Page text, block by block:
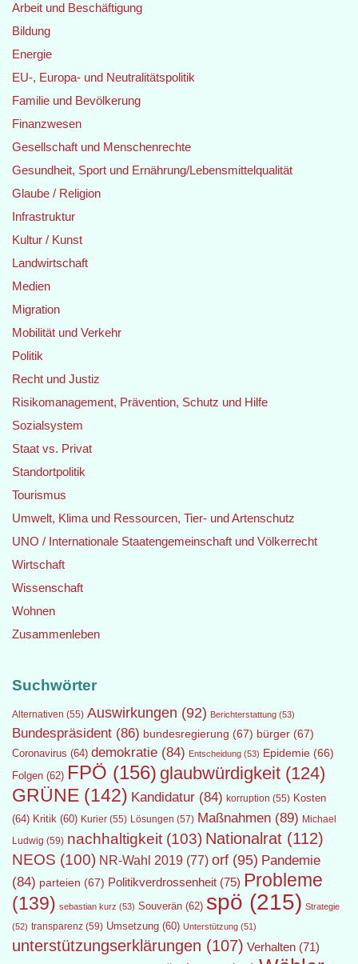
Arbeit und Beschäftigung
Bildung
Energie
EU-, Europa- und Neutralitätspolitik
Familie und Bevölkerung
Finanzwesen
Gesellschaft und Menschenrechte
Gesundheit, Sport und Ernährung/Lebensmittelqualität
Glaube / Religion
Infrastruktur
Kultur / Kunst
Landwirtschaft
Medien
Migration
Mobilität und Verkehr
Politik
Recht und Justiz
Risikomanagement, Prävention, Schutz und Hilfe
Sozialsystem
Staat vs. Privat
Standortpolitik
Tourismus
Umwelt, Klima und Ressourcen, Tier- und Artenschutz
UNO / Internationale Staatengemeinschaft und Völkerrecht
Wirtschaft
Wissenschaft
Wohnen
Zusammenleben
Suchwörter
Alternativen (55) Auswirkungen (92) Berichterstattung (53)
Bundespräsident (86) bundesregierung (67) bürger (67)
Coronavirus (64) demokratie (84) Entscheidung (53) Epidemie (66)
Folgen (62) FPÖ (156) glaubwürdigkeit (124)
GRÜNE (142) Kandidatur (84) korruption (55) Kosten
(64) Kritik (60) Kurier (55) Lösungen (57) Maßnahmen (89) Michael
Ludwig (59) nachhaltigkeit (103) Nationalrat (112)
NEOS (100) NR-Wahl 2019 (77) orf (95) Pandemie
(84) parteien (67) Politikverdrossenheit (75) Probleme
(139) sebastian kurz (53) Souverän (62) spö (215) Strategie
(52) transparenz (59) Umsetzung (60) Unterstützung (51)
unterstützungserklärungen (107) Verhalten (71)